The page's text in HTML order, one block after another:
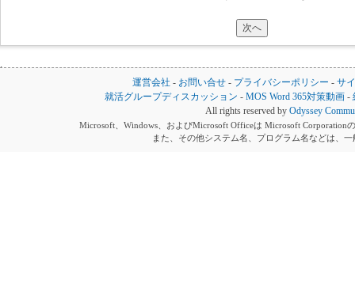
運営会社 - お問い合せ - プライバシーポリシー - サ
就活グループディスカッション -MOS Word 365対策動画 -
All rights reserved by Odyssey
Microsoft、Windows、およびMicrosoft Officeは Microsoft Corporation
また、その他システム名、プログラム名などは、